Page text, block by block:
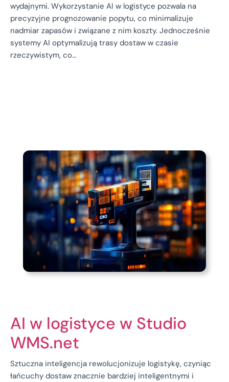
wydajnymi. Wykorzystanie AI w logistyce pozwala na
precyzyjne prognozowanie popytu, co minimalizuje
nadmiar zapasów i związane z nim koszty. Jednocześnie
systemy AI optymalizują trasy dostaw w czasie
rzeczywistym, co…
AI w logistyce w Studio
WMS.net
Sztuczna inteligencja rewolucjonizuje logistykę, czyniąc
łańcuchy dostaw znacznie bardziej inteligentnymi i